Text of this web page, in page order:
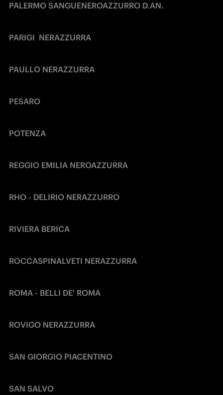
PALERMO SANGUENEROAZZURRO D.AN.
PARIGI  NERAZZURRA
PAULLO NERAZZURRA
PESARO
POTENZA
REGGIO EMILIA NEROAZZURRA
RHO - DELIRIO NERAZZURRO
RIVIERA BERICA
ROCCASPINALVETI NERAZZURRA
ROMA - BELLI DE' ROMA
ROVIGO NERAZZURRA
SAN GIORGIO PIACENTINO
SAN SALVO